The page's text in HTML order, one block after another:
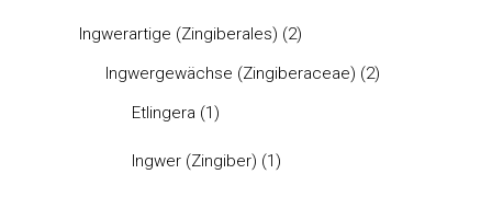
Ingwerartige (Zingiberales) (2)
Ingwergewächse (Zingiberaceae) (2)
Etlingera (1)
Ingwer (Zingiber) (1)